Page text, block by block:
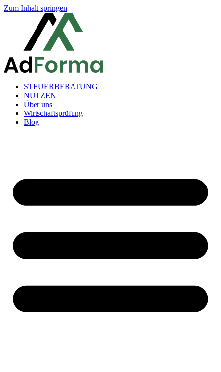
Zum Inhalt springen
STEUERBERATUNG
NUTZEN
Über uns
Wirtschaftsprüfung
Blog